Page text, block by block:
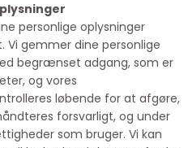
personlige oplysninger
Vi gemmer dine personlige
begrænset adgang, som er
og vores
løbende for at afgøre,
forsvarligt, og under
som bruger. Vi kan